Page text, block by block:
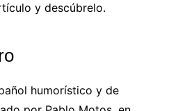
y descúbrelo.
humorístico y de